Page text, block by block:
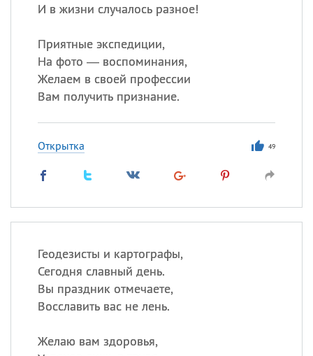
И в жизни случалось разное!
Приятные экспедиции,
На фото — воспоминания,
Желаем в своей профессии
Вам получить признание.
Открытка 49
Геодезисты и картографы,
Сегодня славный день.
Вы праздник отмечаете,
Восславить вас не лень.
Желаю вам здоровья,